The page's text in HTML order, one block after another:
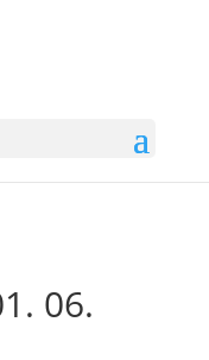
06.